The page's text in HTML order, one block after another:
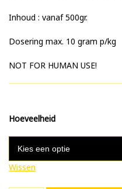
Inhoud : vanaf 500gr.
Dosering max. 10 gram p/kg
NOT FOR HUMAN USE!
Hoeveelheid
Wissen